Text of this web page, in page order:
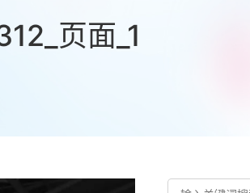
页面_1